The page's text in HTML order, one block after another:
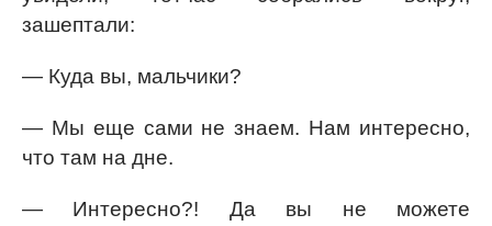
зашептали:
— Куда вы, мальчики?
— Мы еще сами не знаем. Нам интересно,
что там на дне.
— Интересно?! Да вы не можете